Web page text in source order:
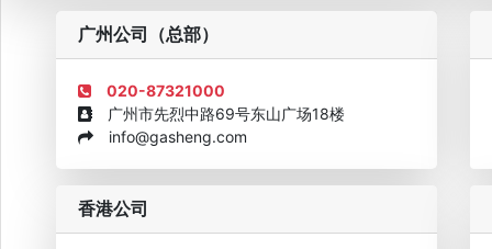
企业诚信AAAAA奖牌2015 欧美澳最具价值品牌移民机构
广州公司（总部）
020-87321000
广州市先烈中路69号东山广场18楼
info@gasheng.com
香港公司